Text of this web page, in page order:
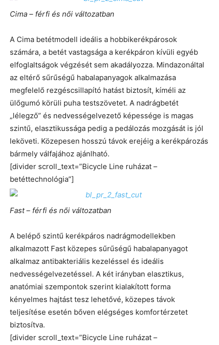
Cima – férfi és női változatban
A Cima betétmodell ideális a hobbikerékpárosok
számára, a betét vastagsága a kerékpáron kívüli egyéb
elfoglaltságok végzését sem akadályozza. Mindazonáltal
az eltérő sűrűségű habalapanyagok alkalmazása
megfelelő rezgéscsillapító hatást biztosít, kíméli az
ülőgumó körüli puha testszövetet. A nadrágbetét
„lélegző” és nedvességelvezető képessége is magas
szintű, elasztikussága pedig a pedálozás mozgását is jól
leköveti. Közepesen hosszú távok erejéig a kerékpározás
bármely válfajához ajánlható.
[divider scroll_text=”Bicycle Line ruházat –
betéttechnológia”]
Fast – férfi és női változatban
A belépő szintű kerékpáros nadrágmodellekben
alkalmazott Fast közepes sűrűségű habalapanyagot
alkalmaz antibakteriális kezeléssel és ideális
nedvességelvezetéssel. A két irányban elasztikus,
anatómiai szempontok szerint kialakított forma
kényelmes hajtást tesz lehetővé, közepes távok
teljesítése esetén bőven elégséges komfortérzetet
biztosítva.
[divider scroll_text=”Bicycle Line ruházat –